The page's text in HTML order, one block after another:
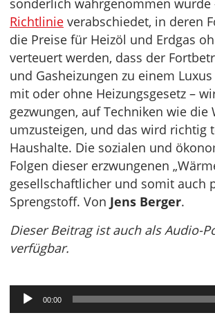
sonderlich wahrgenommen wurde
Richtlinie verabschiedet, in deren
die Preise für Heizöl und Erdgas
verteuert werden, dass der
und Gasheizungen zu einem
mit oder ohne Heizungsgesetz –
gezwungen, auf Techniken wie die
umzusteigen, und das wird richtig
Haushalte. Die sozialen und
Folgen dieser erzwungenen
gesellschaftlicher und somit auch
Sprengstoff. Von Jens Berger.
Dieser Beitrag ist auch als Audio-
verfügbar.
Audio-
Player
00:00